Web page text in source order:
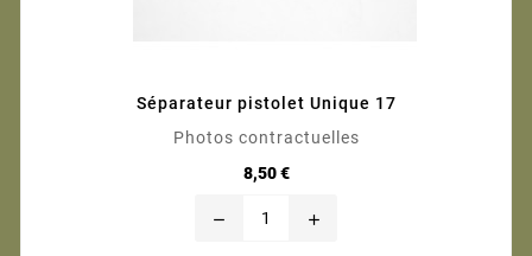
Séparateur pistolet Unique 17
Photos contractuelles
8,50 €Prix
remove add